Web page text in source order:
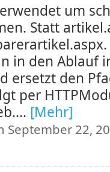
um
Statt
in den Ablauf
ersetzt den
per
[Mehr]
September 22,